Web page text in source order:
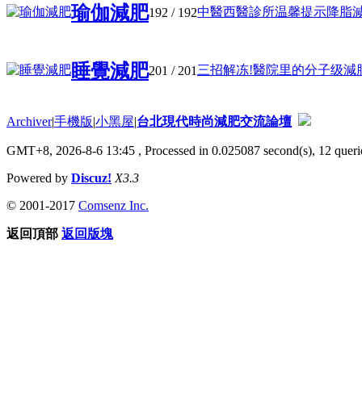
瑜伽減肥192 / 192中醫西醫診所温馨提示降脂
睡覺減肥201 / 201 三招解冻!醫院里的分子级減
Archiver|手機版|小黑屋|台北現代時尚減肥交流論壇
GMT+8, 2026-8-6 13:45 , Processed in 0.025087 second(s), 12
Powered by Discuz! X3.3
© 2001-2017 Comsenz Inc.
返回頂部 返回版塊